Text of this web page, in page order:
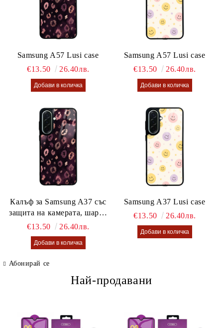
Samsung A57 Lusi case
€13.50
26.40лв.
Samsung A57 Lusi case
€13.50
26.40лв.
Калъф за Samsung A37 със
защита на камерата, шарен
калъф Lusi case
€13.50 26.40лв.
Samsung A37 Lusi case
€13.50
26.40лв.
Абонирай се
Най-продавани